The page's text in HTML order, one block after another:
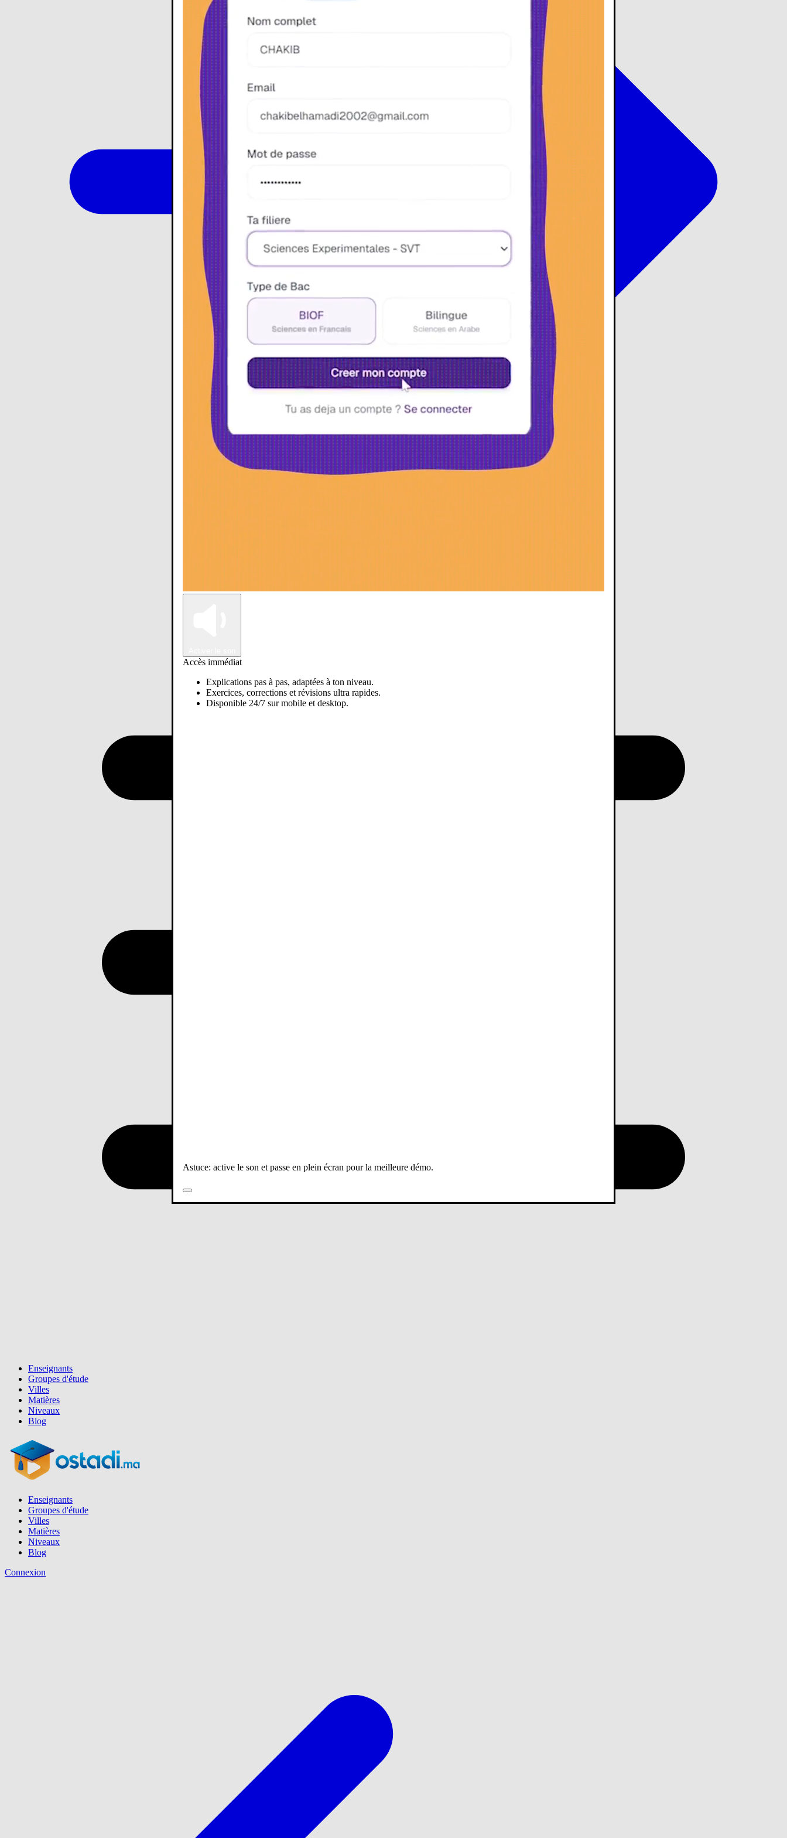
Enseignants
Groupes d'étude
Villes
Matières
Niveaux
Blog
Enseignants
Groupes d'étude
Villes
Matières
Niveaux
Blog
Connexion
Accès immédiat
Explications pas à pas, adaptées à ton niveau.
Exercices, corrections et révisions ultra rapides.
Disponible 24/7 sur mobile et desktop.
Astuce: active le son et passe en plein écran pour la meilleure démo.